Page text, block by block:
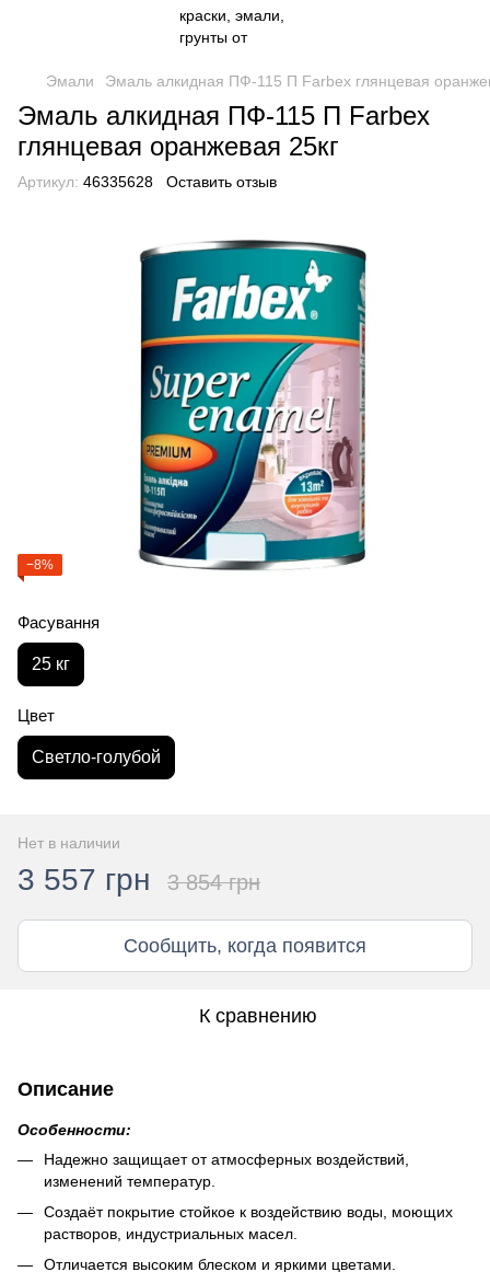
Эмали Эмаль алкидная ПФ-115 П Farbex глянцевая
Эмаль алкидная ПФ-115 П Farbex
глянцевая оранжевая 25кг
Артикул: 46335628 Оставить отзыв
−8%
Фасування
25 кг
Цвет
Светло-голубой
Нет в наличии
3 557 грн 3 854 грн
Сообщить, когда появится
К сравнению
Описание
Особенности:
Надежно защищает от атмосферных воздействий,
изменений температур.
Создаёт покрытие стойкое к воздействию воды, моющих
растворов, индустриальных масел.
Отличается высоким блеском и яркими цветами.